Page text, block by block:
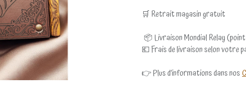
🛒 Retrait magasin gratuit
📦 Livraison Mondial Relay
💶 Frais de livraison selon votre
👉 Plus d’informations dans nos